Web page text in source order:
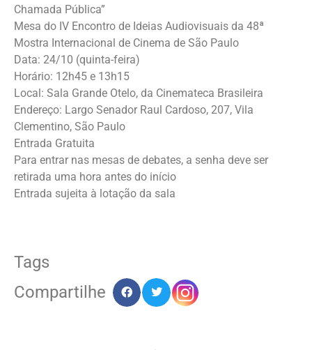
Chamada Pública”
Mesa do IV Encontro de Ideias Audiovisuais da 48ª
Mostra Internacional de Cinema de São Paulo
Data: 24/10 (quinta-feira)
Horário: 12h45 e 13h15
Local: Sala Grande Otelo, da Cinemateca Brasileira
Endereço: Largo Senador Raul Cardoso, 207, Vila
Clementino, São Paulo
Entrada Gratuita
Para entrar nas mesas de debates, a senha deve ser
retirada uma hora antes do início
Entrada sujeita à lotação da sala
Tags
Compartilhe